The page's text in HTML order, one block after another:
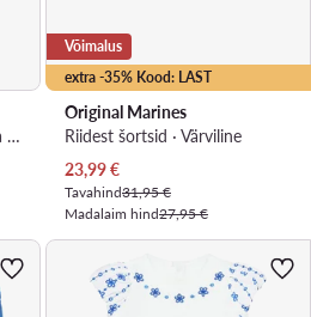
Komplekti kuuluvad t-särk ja šortsid · Kollane
extra -35% Kood: LAST
Võimalus
Original Marines
Riidest šortsid · Värviline
Praegune hind
23,99€
Tavahind31,95 €
Madalaim hind27,95 €